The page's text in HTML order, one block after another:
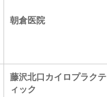
朝倉医院
藤沢北口カイロプラクテ
ィック